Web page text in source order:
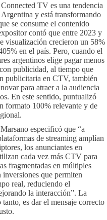
TV es una tendencia
y está transformando
se consume el contenido
contó que entre 2023 y
visualización crecieron un 58%
en el país. Pero, cuando el
argentinos elige pagar menos
publicidad, al tiempo que
publicitaria en CTV, también
para atraer a la audiencia
En este sentido, puntualizó
formato 100% relevante y de
especificó que “a
de streaming amplían
los anunciantes en
cada vez más CTV para
fragmentadas en múltiples
que permiten
real, reduciendo el
la interacción”. La
es dar el mensaje correcto